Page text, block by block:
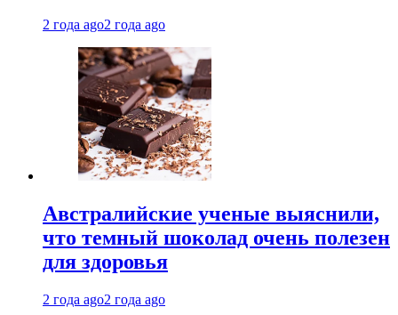
2 года ago2 года ago
Австралийские ученые выяснили,
что темный шоколад очень полезен
для здоровья
2 года ago2 года ago